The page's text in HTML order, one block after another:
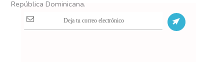
República Dominicana.
S